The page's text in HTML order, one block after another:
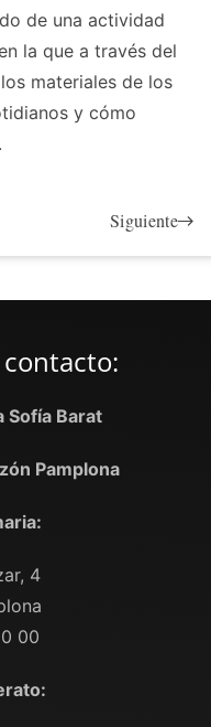
de una actividad
la que a través del
materiales de los
y cómo
Siguiente
Sofía Barat
Pamplona
4
00